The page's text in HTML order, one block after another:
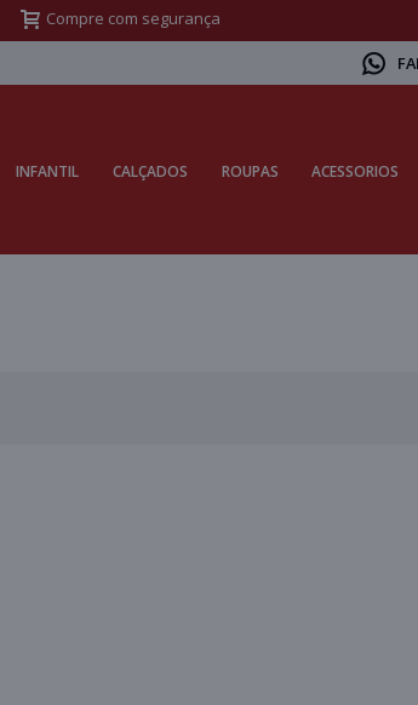
Compre com segurança
INFANTIL CALÇADOS ROUPAS ACESSORIOS